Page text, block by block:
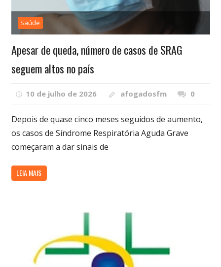
Saúde
Apesar de queda, número de casos de SRAG
seguem altos no país
10 de julho de 2026 afogadosfm 0
Depois de quase cinco meses seguidos de aumento,
os casos de Síndrome Respiratória Aguda Grave
começaram a dar sinais de
LEIA MAIS